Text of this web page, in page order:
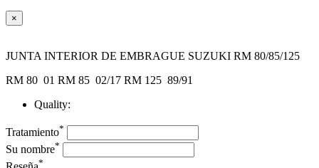
×
JUNTA INTERIOR DE EMBRAGUE SUZUKI RM 80/85/125
RM 80 01 RM 85 02/17 RM 125 89/91
Quality:
Tratamiento*
Su nombre*
*